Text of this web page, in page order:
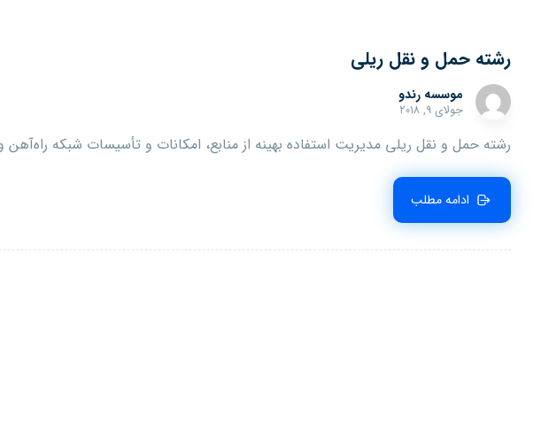
رشته حمل و نقل ریلی
موسسه رندو
جولای ۹, ۲۰۱۸
رشته حمل و نقل ریلی مدیریت‌ استفاده‌ بهینه‌ از منابع‌، امکانات‌ و تأسیسات‌ شبکه‌
ادامه مطلب